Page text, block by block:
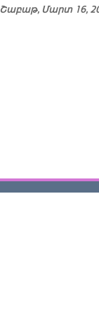
Շաբաթ, Մարտ 16,